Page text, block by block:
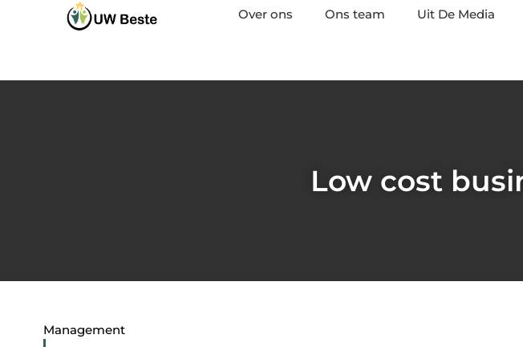
Over ons Ons team Uit De Media
Low cost
Management